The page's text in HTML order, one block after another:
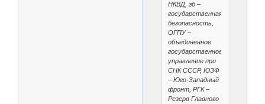
НКВД, гб –
государственная
безопасность,
ОГПУ –
объединенное
государственное
управление при
СНК СССР, ЮЗФ
– Юго-Западный
фронт, РГК –
Резерв Главного